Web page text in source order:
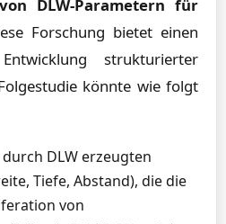
DLW-Parametern für
Forschung bietet einen
strukturierter
könnte wie folgt
DLW erzeugten
Tiefe, Abstand), die die
von